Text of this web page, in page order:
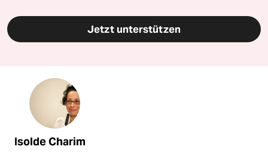
Jetzt unterstützen
Isolde Charim